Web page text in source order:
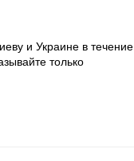
и Украине в течение
только